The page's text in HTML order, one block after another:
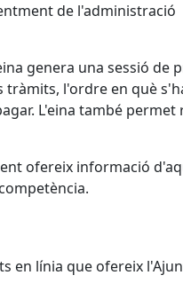
de l'administració
genera una sessió de
l'ordre en què
L'eina també
ofereix informació
en línia que ofereix